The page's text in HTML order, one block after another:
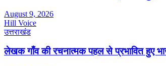
August 9, 2026
Hill Voice
उत्तराखंड
लेखक गाँव की रचनात्मक पहल से प्रभावित हुए